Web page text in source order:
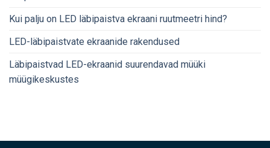
Kui palju on LED läbipaistva ekraani ruutmeetri hind?
LED-läbipaistvate ekraanide rakendused
Läbipaistvad LED-ekraanid suurendavad müüki
müügikeskustes